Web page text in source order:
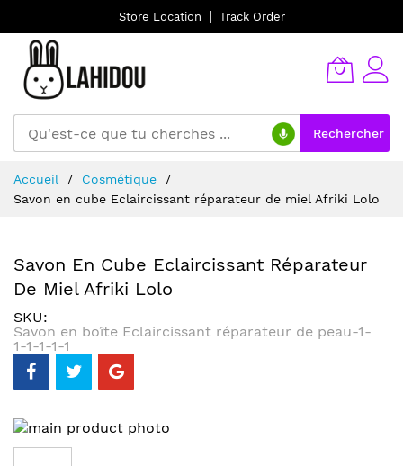
Store Location Track Order
Rechercher
au
contenu
Accueil
Cosmétique
Savon en cube Eclaircissant réparateur de miel Afriki Lolo
Savon En Cube Eclaircissant Réparateur
De Miel Afriki Lolo
SKU
Savon en boîte Eclaircissant réparateur de peau-1-
1-1-1-1-1
Skip
to